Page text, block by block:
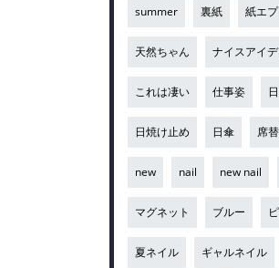
summer 裏紙 紙エ
天然ちゃん ナイスアイ
これは凄い 仕事姿
日焼け止め 日傘 席替
new nail new nail
マグネット ブルー
夏ネイル ギャルネイル